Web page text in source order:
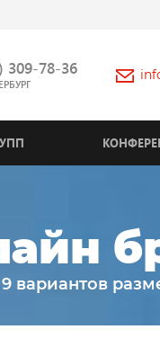
309-78-36
вариантов